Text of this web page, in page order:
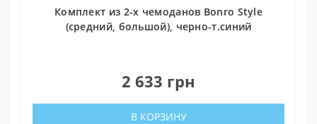
Комплект из 2-х чемоданов Bonro Style
(средний, большой), черно-т.синий
2 633 грн
В КОРЗИНУ